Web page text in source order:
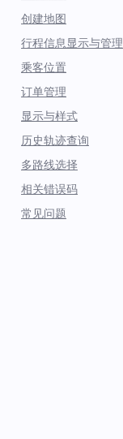
创建地图
行程信息显示与管理
乘客位置
订单管理
显示与样式
历史轨迹查询
多路线选择
相关错误码
常见问题